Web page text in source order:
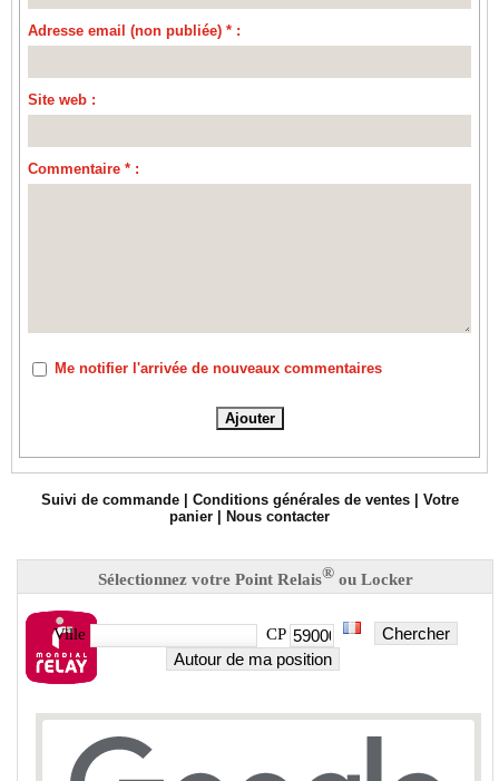
Adresse email (non publiée) * :
Site web :
Commentaire * :
Me notifier l'arrivée de nouveaux commentaires
Suivi de commande Conditions générales de ventes
Votre
panier
Nous contacter
Sélectionnez votre Point Relais®ou Locker
Ville CP
Chercher
Autour de ma position